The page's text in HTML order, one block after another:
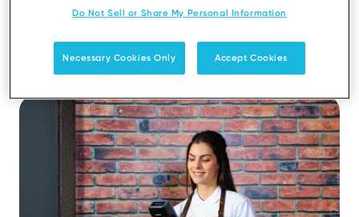
Do Not Sell or Share My Personal Information
Necessary Cookies Only Accept Cookies